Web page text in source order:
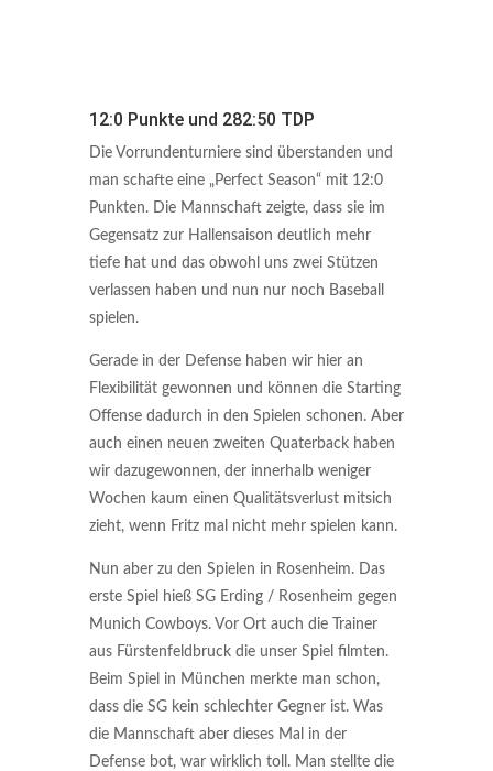
12:0 Punkte und 282:50 TDP
Die Vorrundenturniere sind überstanden und
man schafte eine „Perfect Season“ mit 12:0
Punkten. Die Mannschaft zeigte, dass sie im
Gegensatz zur Hallensaison deutlich mehr
tiefe hat und das obwohl uns zwei Stützen
verlassen haben und nun nur noch Baseball
spielen.
Gerade in der Defense haben wir hier an
Flexibilität gewonnen und können die Starting
Offense dadurch in den Spielen schonen. Aber
auch einen neuen zweiten Quaterback haben
wir dazugewonnen, der innerhalb weniger
Wochen kaum einen Qualitätsverlust mitsich
zieht, wenn Fritz mal nicht mehr spielen kann.
Nun aber zu den Spielen in Rosenheim. Das
erste Spiel hieß SG Erding / Rosenheim gegen
Munich Cowboys. Vor Ort auch die Trainer
aus Fürstenfeldbruck die unser Spiel filmten.
Beim Spiel in München merkte man schon,
dass die SG kein schlechter Gegner ist. Was
die Mannschaft aber dieses Mal in der
Defense bot, war wirklich toll. Man stellte die